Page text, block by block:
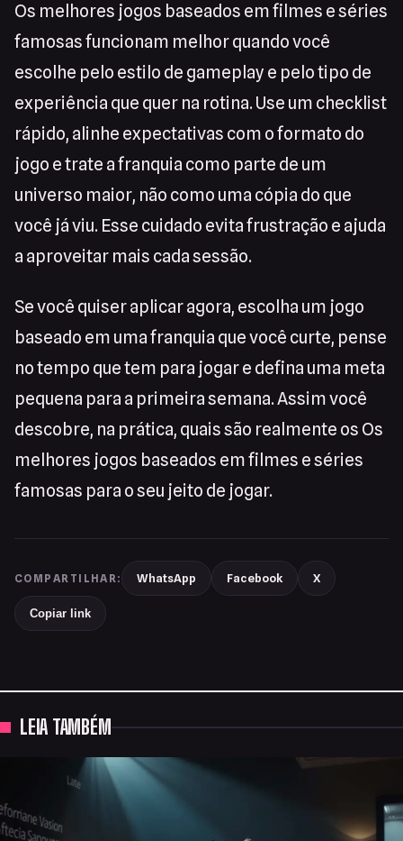
Os melhores jogos baseados em filmes e séries
famosas funcionam melhor quando você
escolhe pelo estilo de gameplay e pelo tipo de
experiência que quer na rotina. Use um checklist
rápido, alinhe expectativas com o formato do
jogo e trate a franquia como parte de um
universo maior, não como uma cópia do que
você já viu. Esse cuidado evita frustração e ajuda
a aproveitar mais cada sessão.
Se você quiser aplicar agora, escolha um jogo
baseado em uma franquia que você curte, pense
no tempo que tem para jogar e defina uma meta
pequena para a primeira semana. Assim você
descobre, na prática, quais são realmente os Os
melhores jogos baseados em filmes e séries
famosas para o seu jeito de jogar.
COMPARTILHAR: WhatsApp Facebook X
Copiar link
LEIA TAMBÉM